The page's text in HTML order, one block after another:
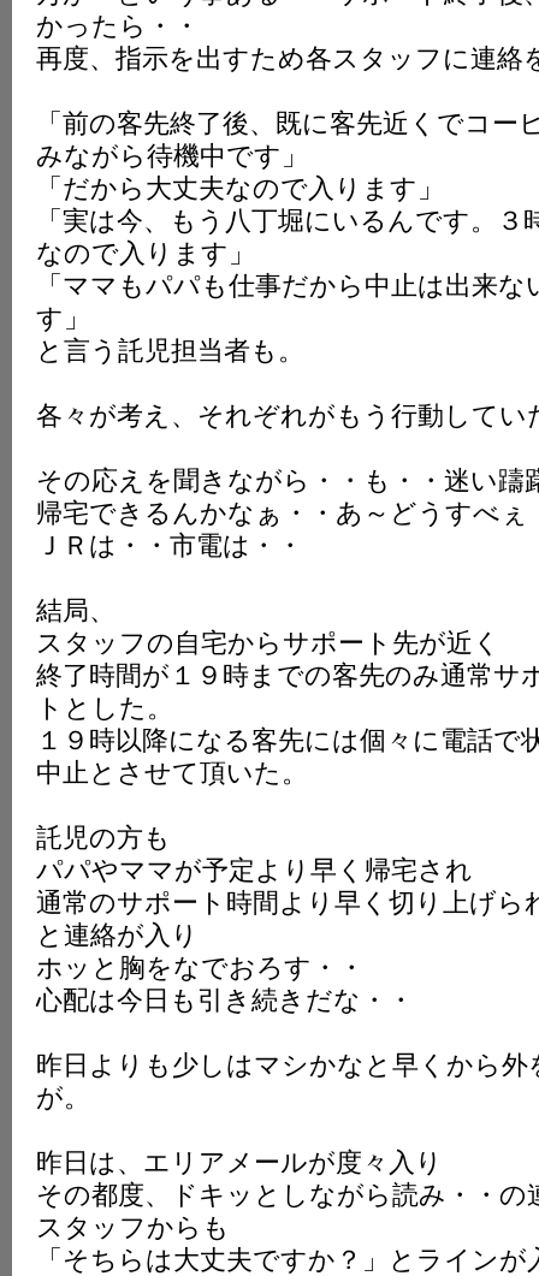
かったら・・
再度、指示を出すため各スタッフに連絡
「前の客先終了後、既に客先近くでコー
みながら待機中です」
「だから大丈夫なので入ります」
「実は今、もう八丁堀にいるんです。３
なので入ります」
「ママもパパも仕事だから中止は出来
す」
と言う託児担当者も。
各々が考え、それぞれがもう行動してい
その応えを聞きながら・・も・・迷い躊
帰宅できるんかなぁ・・あ～どうすべぇ
ＪＲは・・市電は・・
結局、
スタッフの自宅からサポート先が近く
終了時間が１９時までの客先のみ通常サ
トとした。
１９時以降になる客先には個々に電話で
中止とさせて頂いた。
託児の方も
パパやママが予定より早く帰宅され
通常のサポート時間より早く切り上げら
と連絡が入り
ホッと胸をなでおろす・・
心配は今日も引き続きだな・・
昨日よりも少しはマシかなと早くから外
が。
昨日は、エリアメールが度々入り
その都度、ドキッとしながら読み・・の
スタッフからも
「そちらは大丈夫ですか？」とライン